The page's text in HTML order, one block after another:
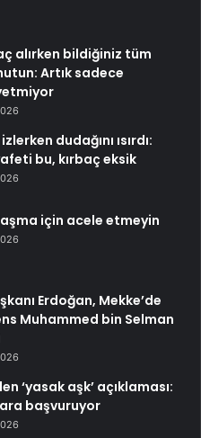
alırken bildiğiniz tüm
Artık sadece
dudağını ısırdı:
bu, kırbaç eksik
için acele etmeyin
Erdoğan, Mekke’de
Muhammed bin Selman
‘yasak aşk’ açıklaması:
başvuruyor